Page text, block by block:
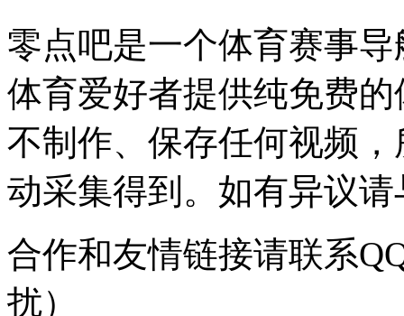
零点吧是一个体育赛事
体育爱好者提供纯免费
不制作、保存任何视频
动采集得到。如有异议
合作和友情链接请联系
扰）